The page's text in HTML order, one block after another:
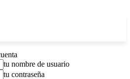
tu nombre de usuario
tu contraseña